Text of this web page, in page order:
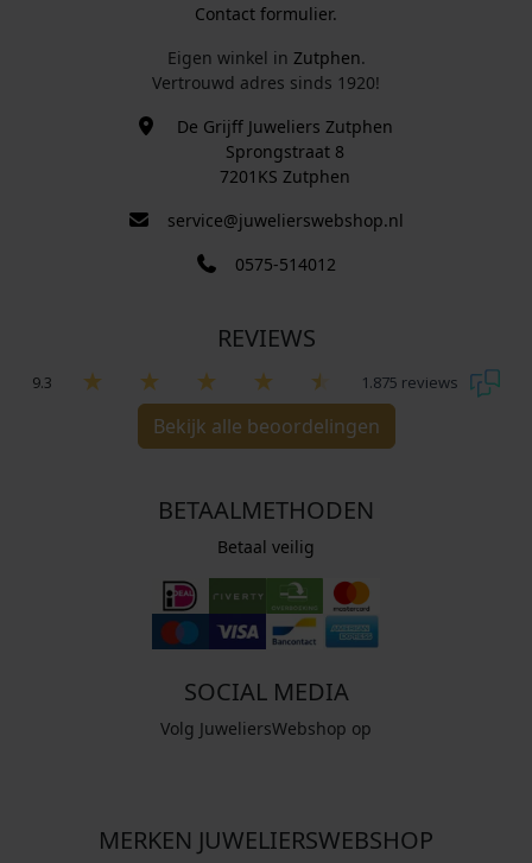
Contact formulier.
Eigen winkel in Zutphen.
Vertrouwd adres sinds 1920!
De Grijff Juweliers Zutphen
Sprongstraat 8
7201KS Zutphen
service@juwelierswebshop.nl
0575-514012
REVIEWS
9.3 1.875 reviews
Bekijk alle beoordelingen
BETAALMETHODEN
Betaal veilig
SOCIAL MEDIA
Volg JuweliersWebshop op
MERKEN JUWELIERSWEBSHOP